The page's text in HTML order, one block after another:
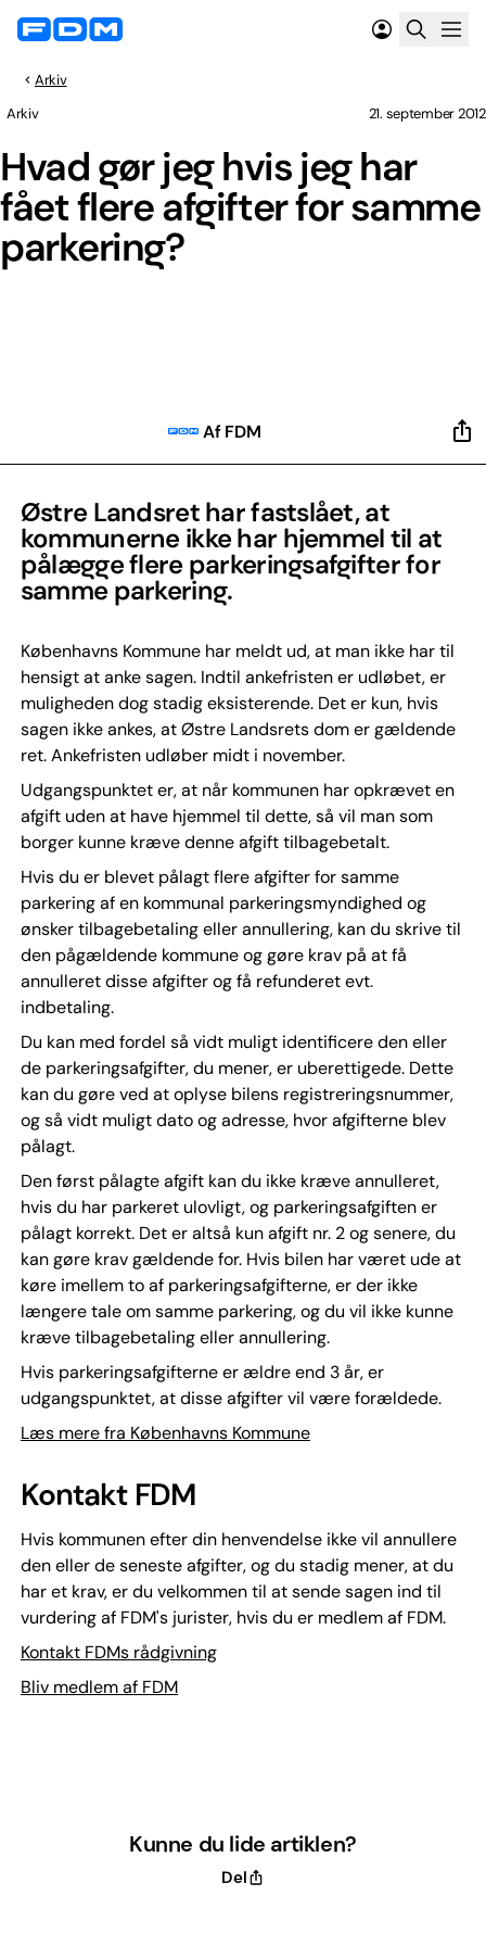
Arkiv
Hvad gør jeg hvis jeg har
fået flere afgifter for samme
parkering?
Arkiv 21. september 2012
Af FDM
Østre Landsret har fastslået, at
kommunerne ikke har hjemmel til at
pålægge flere parkeringsafgifter for
samme parkering.
Københavns Kommune har meldt ud, at man ikke har til
hensigt at anke sagen. Indtil ankefristen er udløbet, er
muligheden dog stadig eksisterende. Det er kun, hvis
sagen ikke ankes, at Østre Landsrets dom er gældende
ret. Ankefristen udløber midt i november.
Udgangspunktet er, at når kommunen har opkrævet en
afgift uden at have hjemmel til dette, så vil man som
borger kunne kræve denne afgift tilbagebetalt.
Hvis du er blevet pålagt flere afgifter for samme
parkering af en kommunal parkeringsmyndighed og
ønsker tilbagebetaling eller annullering, kan du skrive til
den pågældende kommune og gøre krav på at få
annulleret disse afgifter og få refunderet evt.
indbetaling.
Du kan med fordel så vidt muligt identificere den eller
de parkeringsafgifter, du mener, er uberettigede. Dette
kan du gøre ved at oplyse bilens registreringsnummer,
og så vidt muligt dato og adresse, hvor afgifterne blev
pålagt.
Den først pålagte afgift kan du ikke kræve annulleret,
hvis du har parkeret ulovligt, og parkeringsafgiften er
pålagt korrekt. Det er altså kun afgift nr. 2 og senere, du
kan gøre krav gældende for. Hvis bilen har været ude at
køre imellem to af parkeringsafgifterne, er der ikke
længere tale om samme parkering, og du vil ikke kunne
kræve tilbagebetaling eller annullering.
Hvis parkeringsafgifterne er ældre end 3 år, er
udgangspunktet, at disse afgifter vil være forældede.
Læs mere fra Københavns Kommune
Kontakt FDM
Hvis kommunen efter din henvendelse ikke vil annullere
den eller de seneste afgifter, og du stadig mener, at du
har et krav, er du velkommen til at sende sagen ind til
vurdering af FDM's jurister, hvis du er medlem af FDM.
Kontakt FDMs rådgivning
Bliv medlem af FDM
Kunne du lide artiklen?
Del